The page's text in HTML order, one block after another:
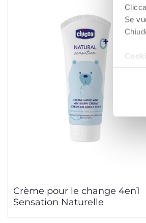
Se
Crème pour le change 4en1
Sensation Naturelle